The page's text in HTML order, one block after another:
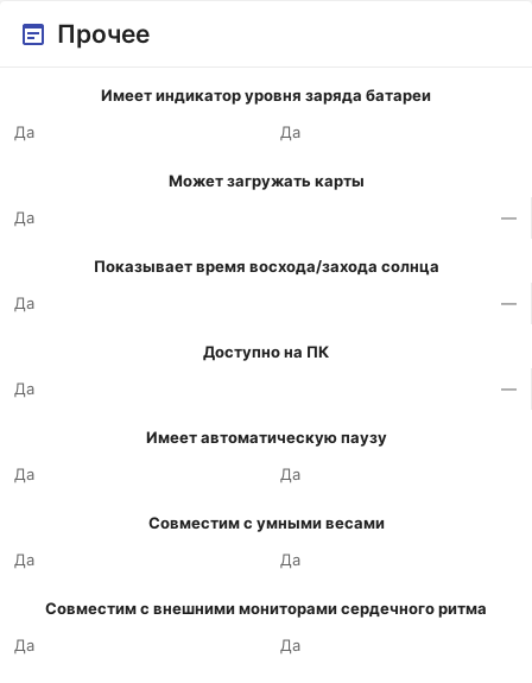
Прочее
Имеет индикатор уровня заряда батареи
Да
Да
Может загружать карты
Да
—
Показывает время восхода/захода солнца
Да
—
Доступно на ПК
Да
—
Имеет автоматическую паузу
Да
Да
Совместим с умными весами
Да
Да
Совместим с внешними мониторами сердечного ритма
Да
Да